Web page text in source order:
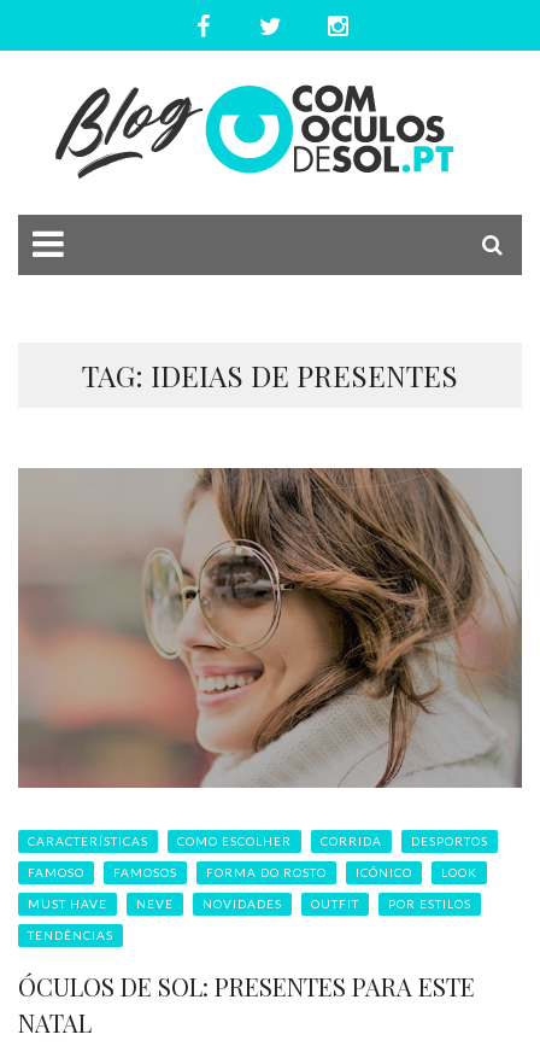
TAG: IDEIAS DE PRESENTES
CARACTERÍSTICAS COMO ESCOLHER CORRIDA DESPORTOS
FAMOSO FAMOSOS FORMA DO ROSTO ICÓNICO LOOK
MUST HAVE NEVE NOVIDADES OUTFIT POR ESTILOS
TENDÊNCIAS
ÓCULOS DE SOL: PRESENTES PARA ESTE
NATAL